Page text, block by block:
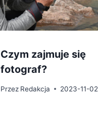
Czym zajmuje się
fotograf?
Przez Redakcja 2023-11-02